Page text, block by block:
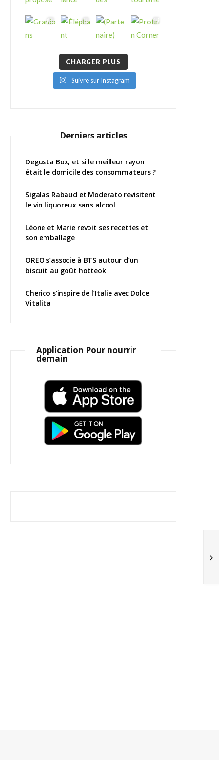
CHARGER PLUS
Suivre sur Instagram
Derniers articles
Degusta Box, et si le meilleur rayon
était le domicile des consommateurs ?
Sigalas Rabaud et Moderato revisitent
le vin liquoreux sans alcool
Léone et Marie revoit ses recettes et
son emballage
OREO s’associe à BTS autour d’un
biscuit au goût hotteok
Cherico s’inspire de l’Italie avec Dolce
Vitalita
Application Pour nourrir
demain